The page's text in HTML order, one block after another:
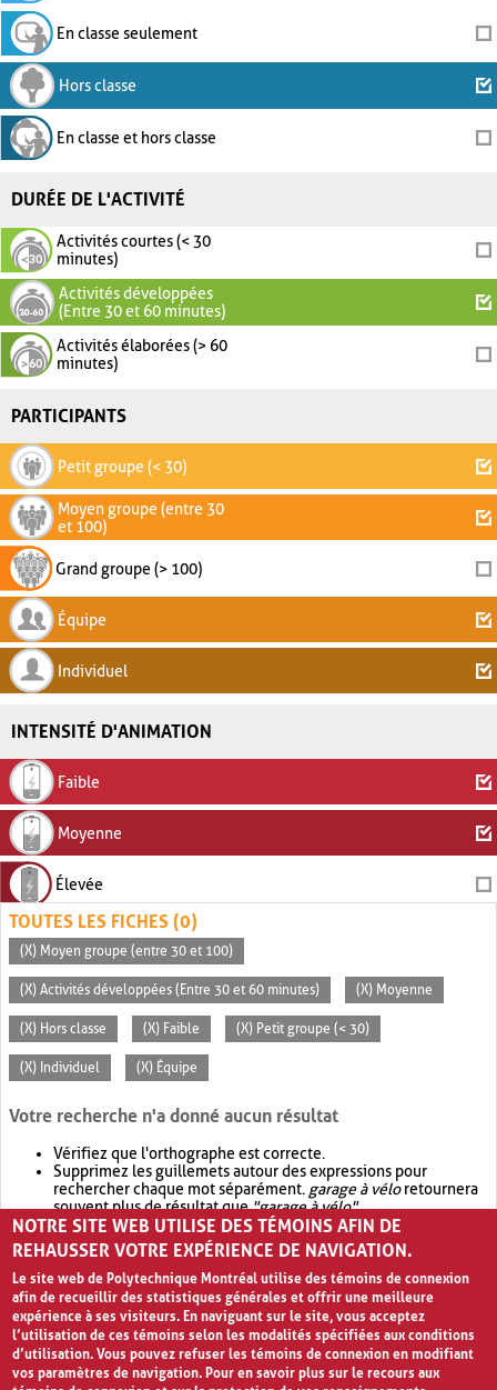
En classe seulement
Hors classe
En classe et hors classe
DURÉE DE L'ACTIVITÉ
Activités courtes (< 30
minutes)
Activités développées
(Entre 30 et 60 minutes)
Activités élaborées (> 60
minutes)
PARTICIPANTS
Petit groupe (< 30)
Moyen groupe (entre 30
et 100)
Grand groupe (> 100)
Équipe
Individuel
INTENSITÉ D'ANIMATION
Faible
Moyenne
Élevée
TOUTES LES FICHES (0)
(X) Moyen groupe (entre 30 et 100)
(X) Activités développées (Entre 30 et 60 minutes) (X) Moyenne
(X) Hors classe (X) Faible (X) Petit groupe (< 30)
(X) Individuel (X) Équipe
Votre recherche n'a donné aucun résultat
Vérifiez que l'orthographe est correcte.
Supprimez les guillemets autour des expressions pour
rechercher chaque mot séparément. garage à véloretournera
souvent plus de résultat que"garage à vélo".
Envisagez d'élargir votre recherche avec OR.garage OR vélo
retournera souvent plus de résultat quegarage à vélo
NOTRE SITE WEB UTILISE DES TÉMOINS AFIN DE
REHAUSSER VOTRE EXPÉRIENCE DE NAVIGATION.
Le site web de Polytechnique Montréal utilise des témoins de connexion
afin de recueillir des statistiques générales et offrir une meilleure
expérience à ses visiteurs. En naviguant sur le site, vous acceptez
l’utilisation de ces témoins selon les modalités spécifiées aux conditions
d’utilisation. Vous pouvez refuser les témoins de connexion en modifiant
vos paramètres de navigation. Pour en savoir plus sur le recours aux